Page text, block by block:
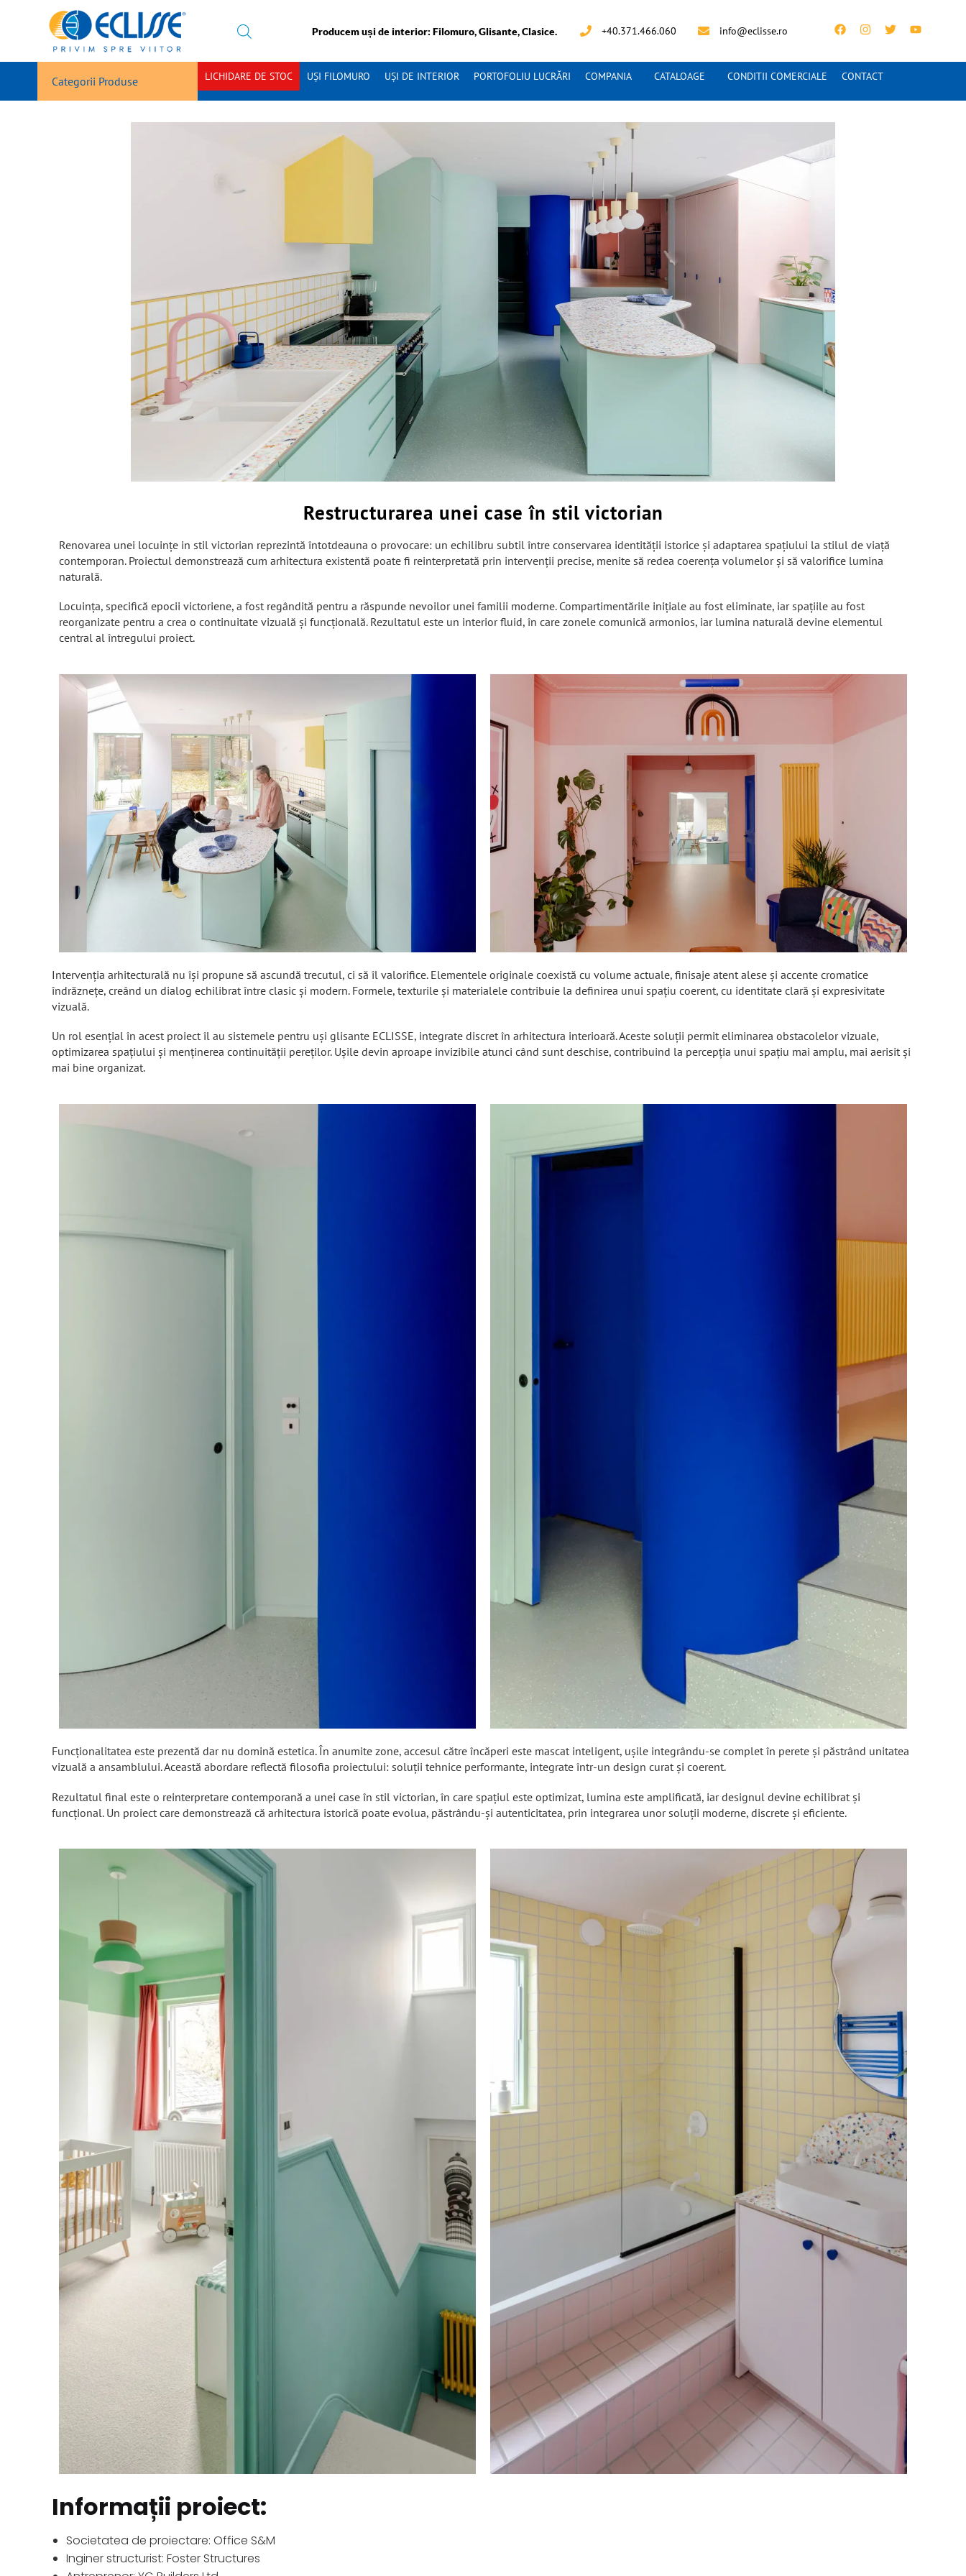
Producem uși de interior: Filomuro, Glisante, Clasice. +40.371.466.060 info@eclisse.ro
Categorii Produse LICHIDARE DE STOC UȘI FILOMURO UȘI DE INTERIOR PORTOFOLIU LUCRĂRI COMPANIA CATALOAGE CONDITII COMERCIALE CONTACT
Restructurarea unei case în stil victorian
Renovarea unei locuințe in stil victorian reprezintă întotdeauna o provocare: un echilibru subtil între conservarea identității istorice și adaptarea spațiului la stilul de viață
contemporan. Proiectul demonstrează cum arhitectura existentă poate fi reinterpretată prin intervenții precise, menite să redea coerența volumelor și să valorifice lumina
naturală.
Locuința, specifică epocii victoriene, a fost regândită pentru a răspunde nevoilor unei familii moderne. Compartimentările inițiale au fost eliminate, iar spațiile au fost
reorganizate pentru a crea o continuitate vizuală și funcțională. Rezultatul este un interior fluid, în care zonele comunică armonios, iar lumina naturală devine elementul
central al întregului proiect.
Intervenția arhitecturală nu își propune să ascundă trecutul, ci să îl valorifice. Elementele originale coexistă cu volume actuale, finisaje atent alese și accente cromatice
îndrăznețe, creând un dialog echilibrat între clasic și modern. Formele, texturile și materialele contribuie la definirea unui spațiu coerent, cu identitate clară și expresivitate
vizuală.
Un rol esențial în acest proiect îl au sistemele pentru uși glisante ECLISSE, integrate discret în arhitectura interioară. Aceste soluții permit eliminarea obstacolelor vizuale,
optimizarea spațiului și menținerea continuității pereților. Ușile devin aproape invizibile atunci când sunt deschise, contribuind la percepția unui spațiu mai amplu, mai aerisit și
mai bine organizat.
Funcționalitatea este prezentă dar nu domină estetica. În anumite zone, accesul către încăperi este mascat inteligent, ușile integrându-se complet în perete și păstrând unitatea
vizuală a ansamblului. Această abordare reflectă filosofia proiectului: soluții tehnice performante, integrate într-un design curat și coerent.
Rezultatul final este o reinterpretare contemporană a unei case în stil victorian, în care spațiul este optimizat, lumina este amplificată, iar designul devine echilibrat și
funcțional. Un proiect care demonstrează că arhitectura istorică poate evolua, păstrându-și autenticitatea, prin integrarea unor soluții moderne, discrete și eficiente.
Informații proiect:
Societatea de proiectare: Office S&M
Inginer structurist: Foster Structures